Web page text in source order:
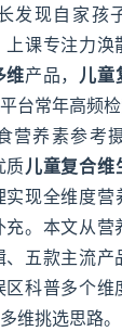
发现自家孩
课专注力涣
维产品， 儿童
台常年高频检
营养素参考
质儿童复合维
实现全维度营
。本文从营
五款主流产
科普多个维
维挑选思路。